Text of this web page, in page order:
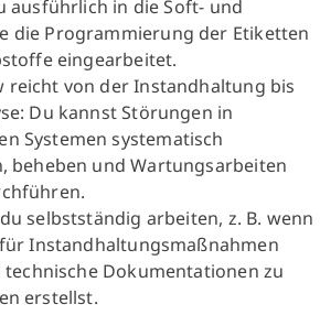
ausführlich in die Soft- und
die Programmierung der Etiketten
eingearbeitet.
reicht von der Instandhaltung bis
Du kannst Störungen in
Systemen systematisch
beheben und Wartungsarbeiten
selbstständig arbeiten, z. B. wenn
Instandhaltungsmaßnahmen
Dokumentationen zu
erstellst.